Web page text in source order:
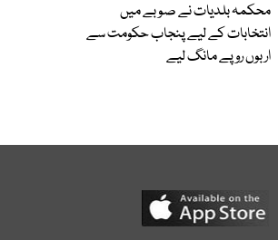
محکمہ بلدیات نے صوبے میں
انتخابات کے لیے پنجاب حکومت سے
اربوں روپے مانگ لیے